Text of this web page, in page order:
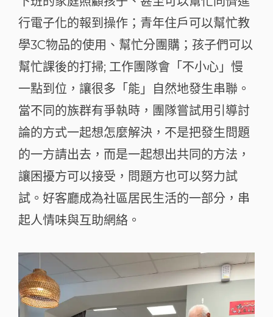
行電子化的報到操作；青年住戶可以幫忙教
學3C物品的使用、幫忙分團購；孩子們可以
幫忙課後的打掃; 工作團隊會「不小心」慢
一點到位，讓很多「能」自然地發生串聯。
當不同的族群有爭執時，團隊嘗試用引導討
論的方式一起想怎麼解決，不是把發生問題
的一方請出去，而是一起想出共同的方法，
讓困擾方可以接受，問題方也可以努力試
試。好客廳成為社區居民生活的一部分，串
起人情味與互助網絡。